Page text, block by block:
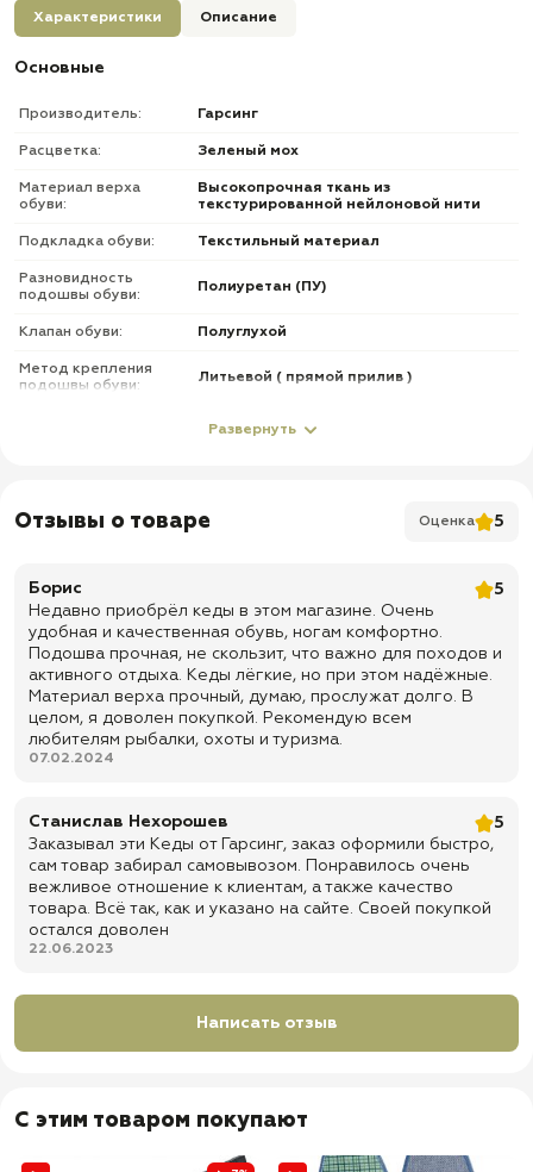
Характеристики Описание
Основные
Производитель: Гарсинг
Расцветка: Зеленый мох
Материал верха
обуви:
Высокопрочная ткань из
текстурированной нейлоновой нити
Подкладка обуви: Текстильный материал
Разновидность
подошвы обуви:
Полиуретан (ПУ)
Клапан обуви: Полуглухой
Метод крепления
подошвы обуви:
Литьевой ( прямой прилив )
Без молнии
✅ Тип изделия: тактические кеды / лёгкая низкая тактическая обувь
✅ Артикул: 05118 AT
✅ Цвет: Мох
✅ Верх: текстильный материал
✅ Подкладка под союзку: текстильный материал CAMBRELLE® /
SUPER ROYAL
✅ Подошва: полиуретан (ПУ)
✅ Подносок: усиленный, из термопластического материала
✅ Задник: жесткий, из термопластического материала
✅ Клапан: полуглухой — помогает уменьшить попадание пыли, грязи
и мелкого мусора внутрь обуви
✅ Шнуровка: через блочки для удобной фиксации обуви на ноге
ношения, активного отдыха, туризма, рыбалки, охоты, страйкбола и
✅ Назначение: для города, полевых условий, тренировок, выездов на
✅ Доставка по всей России
Развернуть
Отзывы о товаре Оценка 5
Борис
5
Недавно приобрёл кеды в этом магазине. Очень
удобная и качественная обувь, ногам комфортно.
Подошва прочная, не скользит, что важно для походов и
активного отдыха. Кеды лёгкие, но при этом надёжные.
Материал верха прочный, думаю, прослужат долго. В
целом, я доволен покупкой. Рекомендую всем
любителям рыбалки, охоты и туризма.
07.02.2024
Станислав Нехорошев
5
Заказывал эти Кеды от Гарсинг, заказ оформили быстро,
сам товар забирал самовывозом. Понравилось очень
вежливое отношение к клиентам, а также качество
товара. Всё так, как и указано на сайте. Своей покупкой
остался доволен
22.06.2023
Написать отзыв
С этим товаром покупают